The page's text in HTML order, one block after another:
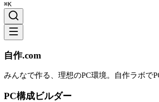
⌘K
自作.com
みんなで作る、理想のPC環境。 自作ラボで
PC構成ビルダー